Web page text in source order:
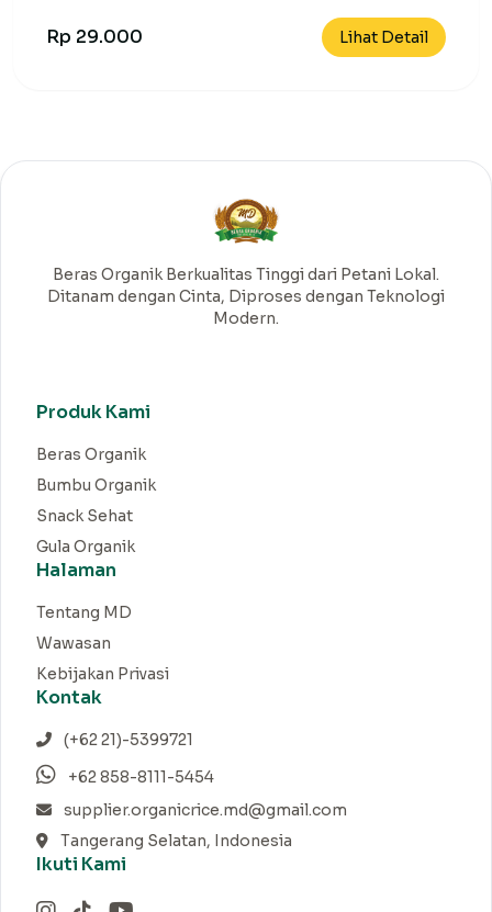
Rp 29.000 Lihat Detail
Beras Organik Berkualitas Tinggi dari Petani Lokal.
Ditanam dengan Cinta, Diproses dengan Teknologi
Modern.
Produk Kami
Beras Organik
Bumbu Organik
Snack Sehat
Gula Organik
Halaman
Tentang MD
Wawasan
Kebijakan Privasi
Kontak
(+62 21)-5399721
+62 858-8111-5454
supplier.organicrice.md@gmail.com
Tangerang Selatan, Indonesia
Ikuti Kami
Instagram
TikTok